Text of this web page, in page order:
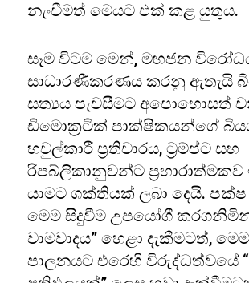
නැංවීමත් මෙයට එක් කළ යුතුය.
සෑම විටම මෙන්, මහජන
සාධාරණීකරණය කරනු ඇතැයි
සත්‍යය පැවසීමට අපොහොසත්
ඩිමොක්‍රටික් පාක්ෂිකයන්ගේ
හවුල්කාරී ප්‍රතිචාරය, ට්‍රම්ප්ට සහ
රිපබ්ලිකානුවන්ට ප්‍රහාරාත්මකව
යාමට ශක්තියක් ලබා දෙයි.
මෙම සිදුවීම උපයෝගී කරගනිමින්
වාමවාදය” හෙළා දැකීමටත්,
පාලනයට එරෙහි විරුද්ධත්වයේ